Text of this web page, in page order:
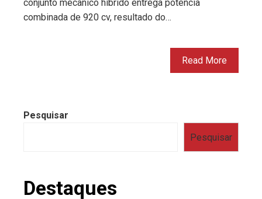
conjunto mecânico híbrido entrega potência
combinada de 920 cv, resultado do…
Read More
Pesquisar
Pesquisar
Destaques